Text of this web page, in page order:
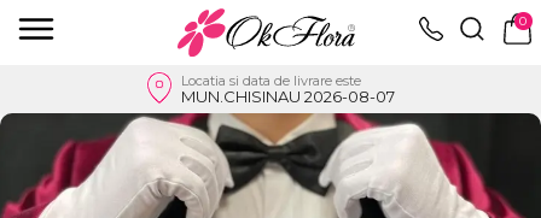
0
Locatia si data de livrare este
MUN.CHISINAU 2026-08-07